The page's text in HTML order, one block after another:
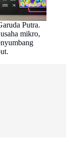
Putra.
mikro,